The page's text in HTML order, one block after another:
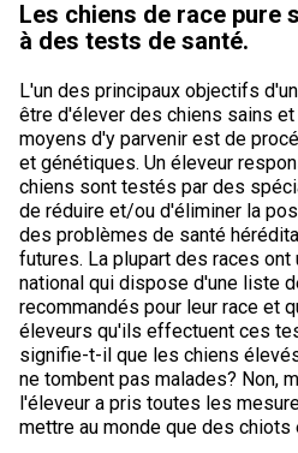
Les chiens de race pure
à des tests de santé.
L'un des principaux objectifs
être d'élever des chiens sains et
moyens d'y parvenir est de
et génétiques. Un éleveur
chiens sont testés par des
de réduire et/ou d'éliminer la
des problèmes de santé
futures. La plupart des races ont
national qui dispose d'une liste
recommandés pour leur race et
éleveurs qu'ils effectuent ces
signifie-t-il que les chiens
ne tombent pas malades? Non,
l'éleveur a pris toutes les
mettre au monde que des chiots